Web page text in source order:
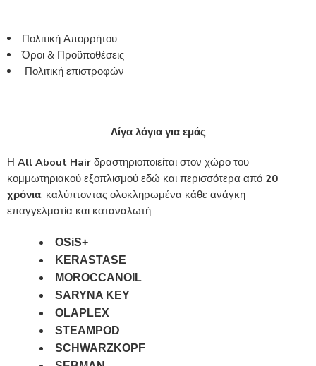
Πολιτική Απορρήτου
Όροι & Προϋποθέσεις
Πολιτική επιστροφών
Λίγα λόγια για εμάς
Η All About Hair δραστηριοποιείται στον χώρο του
κομμωτηριακού εξοπλισμού εδώ και περισσότερα από 20
χρόνια, καλύπτοντας ολοκληρωμένα κάθε ανάγκη
επαγγελματία και καταναλωτή.
OSiS+
KERASTASE
MOROCCANOIL
SARYNA KEY
OLAPLEX
STEAMPOD
SCHWARZKOPF